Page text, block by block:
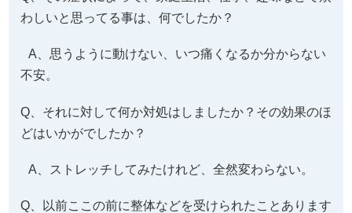
わしいと思ってる事は、何でしたか？
A、思うように動けない、いつ痛くなるか分からない
不安。
Q、それに対して何か対処はしましたか？その効果のほ
どはいかがでしたか？
A、ストレッチしてみたけれど、全然変わらない。
Q、以前ここの前に整体などを受けられたことあります